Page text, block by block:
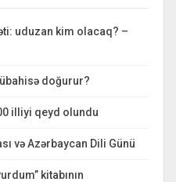
uduzan kim olacaq? –
doğurur?
illiyi qeyd olundu
və Azərbaycan Dili Günü
kitabının